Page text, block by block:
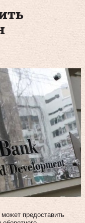
может предоставить